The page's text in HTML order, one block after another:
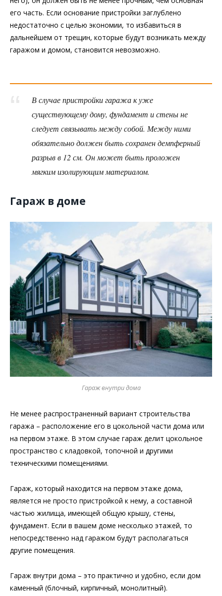
его часть. Если основание пристройки заглублено
недостаточно с целью экономии, то избавиться в
дальнейшем от трещин, которые будут возникать между
гаражом и домом, становится невозможно.
В случае пристройки гаража к уже
существующему дому, фундамент и стены не
следует связывать между собой. Между ними
обязательно должен быть сохранен демпферный
разрыв в 12 см. Он может быть проложен
мягким изолирующим материалом.
Гараж в доме
Гараж внутри дома
Не менее распространенный вариант строительства
гаража – расположение его в цокольной части дома или
на первом этаже. В этом случае гараж делит цокольное
пространство с кладовкой, топочной и другими
техническими помещениями.
Гараж, который находится на первом этаже дома,
является не просто пристройкой к нему, а составной
частью жилища, имеющей общую крышу, стены,
фундамент. Если в вашем доме несколько этажей, то
непосредственно над гаражом будут располагаться
другие помещения.
Гараж внутри дома – это практично и удобно, если дом
каменный (блочный, кирпичный, монолитный).